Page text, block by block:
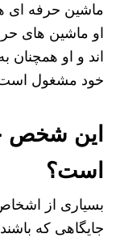
ماشین حرفه ای
او ماشین های
اند و او همچنان
خود مشغول
این شخص
است؟
بسیاری از
جایگاهی که